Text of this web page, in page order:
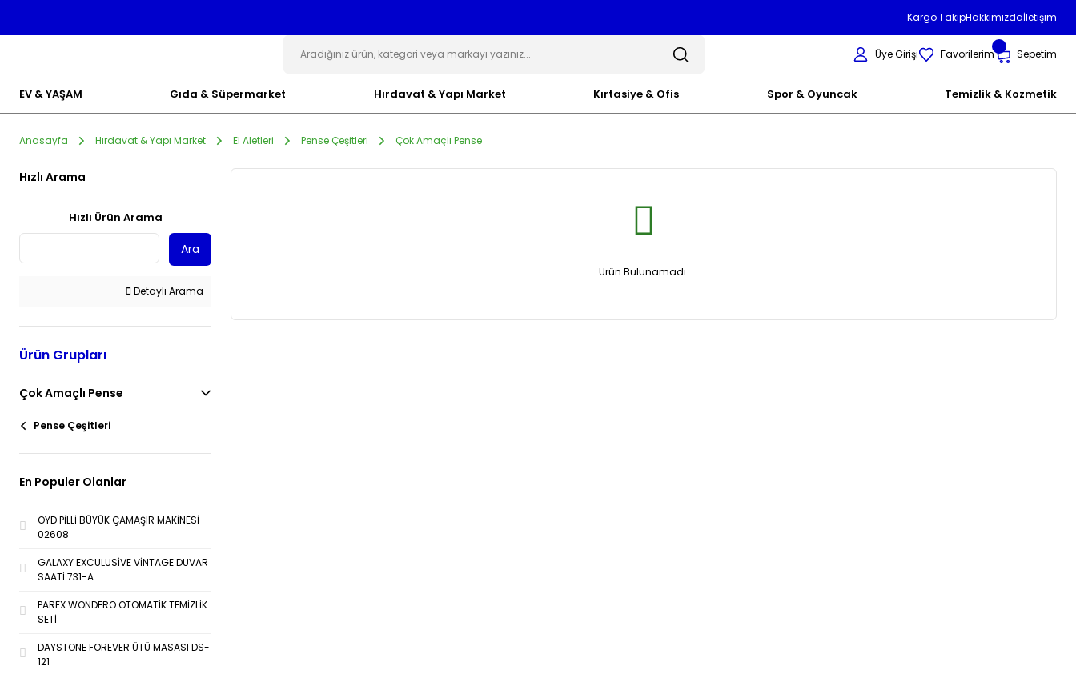
Kargo TakipHakkımızdaİletişim
Üye Girişi Favorilerim Sepetim
EV & YAŞAM Gıda & Süpermarket Hırdavat & Yapı Market Kırtasiye & Ofis Spor & Oyuncak Temizlik & Kozmetik
Anasayfa Hırdavat & Yapı Market El Aletleri Pense Çeşitleri Çok Amaçlı Pense
Hızlı Arama
Hızlı Ürün Arama
Ara
Detaylı Arama
Ürün Grupları
Çok Amaçlı Pense
Pense Çeşitleri
En Populer Olanlar
OYD PİLLİ BÜYÜK ÇAMAŞIR MAKİNESİ
02608
GALAXY EXCULUSİVE VİNTAGE DUVAR
SAATİ 731-A
PAREX WONDERO OTOMATİK TEMİZLİK
SETİ
DAYSTONE FOREVER ÜTÜ MASASI DS-
121
Ürün Bulunamadı.